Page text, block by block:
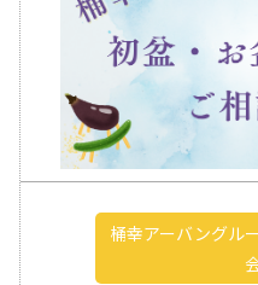
桶幸アーバングル